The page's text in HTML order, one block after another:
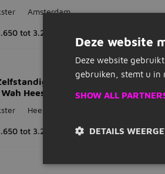
Amsterdam
tot 3.250
Werkend Kok I -
Heesch
Heesch
tot 3.250 MBO nieuw
Deze website
Deze website
gebruiken, stemt u in
SHOW ALL
DETAILS